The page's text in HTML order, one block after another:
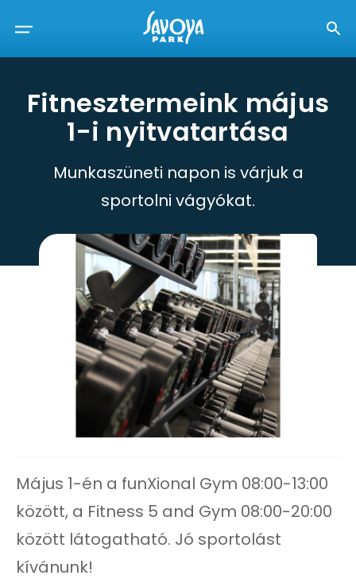
Fitnesztermeink május
1-i nyitvatartása
Munkaszüneti napon is várjuk a
sportolni vágyókat.
Május 1-én a funXional Gym 08:00-13:00
között, a Fitness 5 and Gym 08:00-20:00
között látogatható. Jó sportolást
kívánunk!